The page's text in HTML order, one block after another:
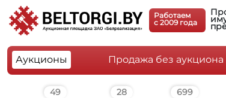
Работаем
c 2009 года
Аукционы Продажа без аукциона
49 28 699